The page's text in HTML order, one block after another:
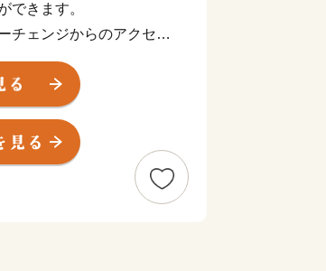
できます。
チェンジからのアクセス
など日本で人気の観光地
あります。
る観光客が訪れます。
界文化遺産にも登録され
。